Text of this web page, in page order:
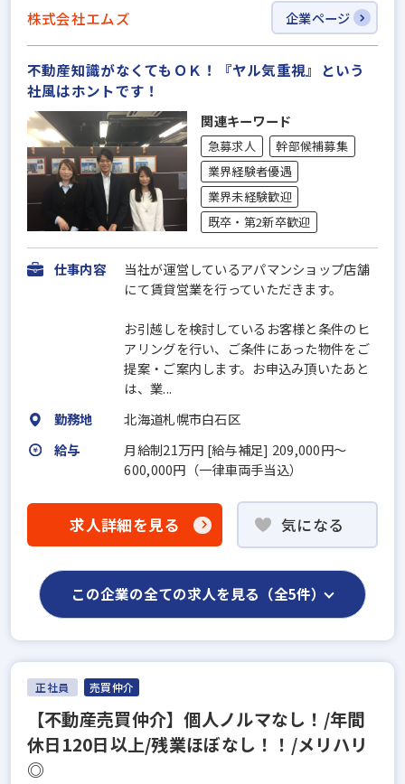
株式会社エムズ 企業ページ
不動産知識がなくてもＯＫ！『ヤル気重視』という
社風はホントです！
関連キーワード
急募求人
幹部候補募集
業界経験者優遇
業界未経験歓迎
既卒・第2新卒歓迎
仕事内容
当社が運営しているアパマンショップ店舗
にて賃貸営業を行っていただきます。
お引越しを検討しているお客様と条件のヒ
アリングを行い、ご条件にあった物件をご
提案・ご案内します。お申込み頂いたあと
は、業...
勤務地
北海道札幌市白石区
給与
月給制21万円 [給与補足] 209,000円〜
600,000円（一律車両手当込）
求人詳細を見る 気になる
この企業の全ての求人を見る（全5件）
正社員 売買仲介
【不動産売買仲介】個人ノルマなし！/年間
休日120日以上/残業ほぼなし！！/メリハリ
◎